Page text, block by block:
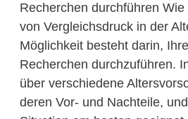
Recherchen durchführen
von Vergleichsdruck in der
Möglichkeit besteht darin,
Recherchen durchzuführen.
über verschiedene
deren Vor- und Nachteile,